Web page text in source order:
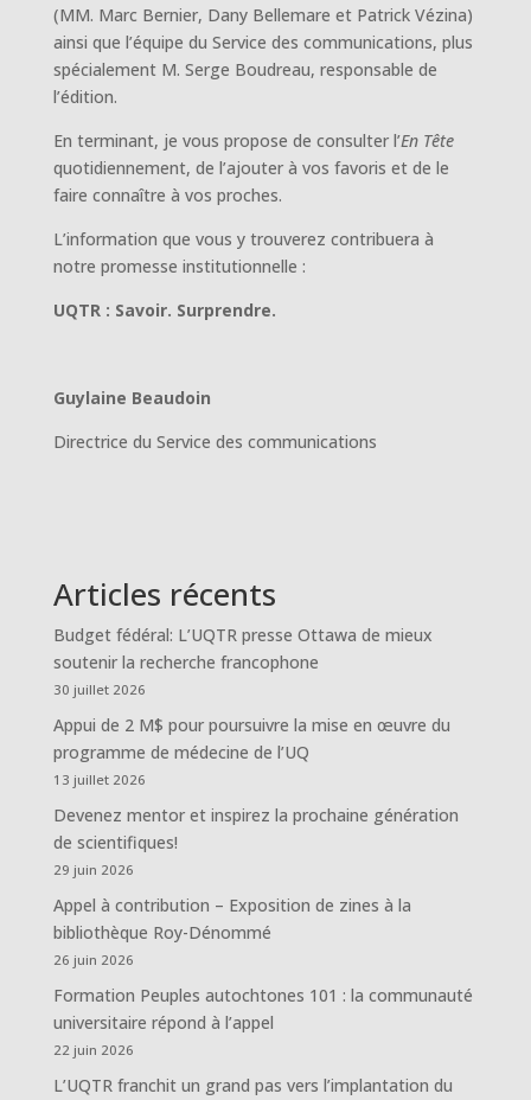
(MM. Marc Bernier, Dany Bellemare et Patrick Vézina)
ainsi que l’équipe du Service des communications, plus
spécialement M. Serge Boudreau, responsable de
l’édition.
En terminant, je vous propose de consulter l’En Tête
quotidiennement, de l’ajouter à vos favoris et de le
faire connaître à vos proches.
L’information que vous y trouverez contribuera à
notre promesse institutionnelle :
UQTR : Savoir. Surprendre.
Guylaine Beaudoin
Directrice du Service des communications
Articles récents
Budget fédéral: L’UQTR presse Ottawa de mieux
soutenir la recherche francophone
30 juillet 2026
Appui de 2 M$ pour poursuivre la mise en œuvre du
programme de médecine de l’UQ
13 juillet 2026
Devenez mentor et inspirez la prochaine génération
de scientifiques!
29 juin 2026
Appel à contribution – Exposition de zines à la
bibliothèque Roy-Dénommé
26 juin 2026
Formation Peuples autochtones 101 : la communauté
universitaire répond à l’appel
22 juin 2026
L’UQTR franchit un grand pas vers l’implantation du